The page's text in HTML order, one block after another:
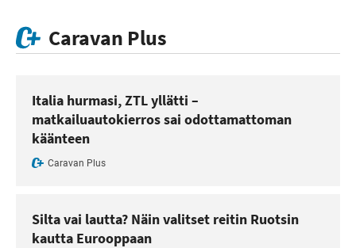
Caravan Plus
Italia hurmasi, ZTL yllätti –
matkailuautokierros sai odottamattoman
käänteen
Caravan Plus
Silta vai lautta? Näin valitset reitin Ruotsin
kautta Eurooppaan